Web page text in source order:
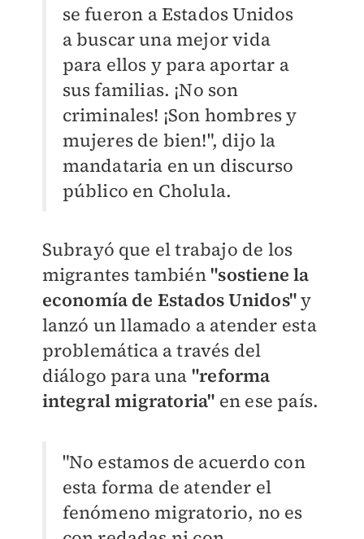
se fueron a Estados Unidos
a buscar una mejor vida
para ellos y para aportar a
sus familias. ¡No son
criminales! ¡Son hombres y
mujeres de bien!", dijo la
mandataria en un discurso
público en Cholula.
Subrayó que el trabajo de los
migrantes también"sostiene la
economía de Estados Unidos"y
lanzó un llamado a atender esta
problemática a través del
diálogo para una "reforma
integral migratoria" en ese país.
"No estamos de acuerdo con
esta forma de atender el
fenómeno migratorio, no es